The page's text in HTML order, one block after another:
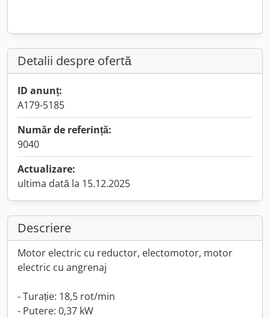
Detalii despre ofertă
ID anunț:
A179-5185
Număr de referință:
9040
Actualizare:
ultima dată la 15.12.2025
Descriere
Motor electric cu reductor, electomotor, motor
electric cu angrenaj
- Turație: 18,5 rot/min
- Putere: 0,37 kW